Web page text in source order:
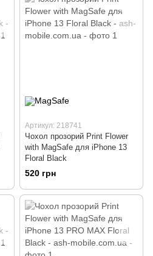
Артикул: 218741
Чохол прозорий Print Flower
with MagSafe для iPhone 13
Floral Black
520 грн